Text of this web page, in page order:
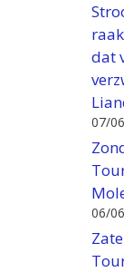
dat
07/
06/